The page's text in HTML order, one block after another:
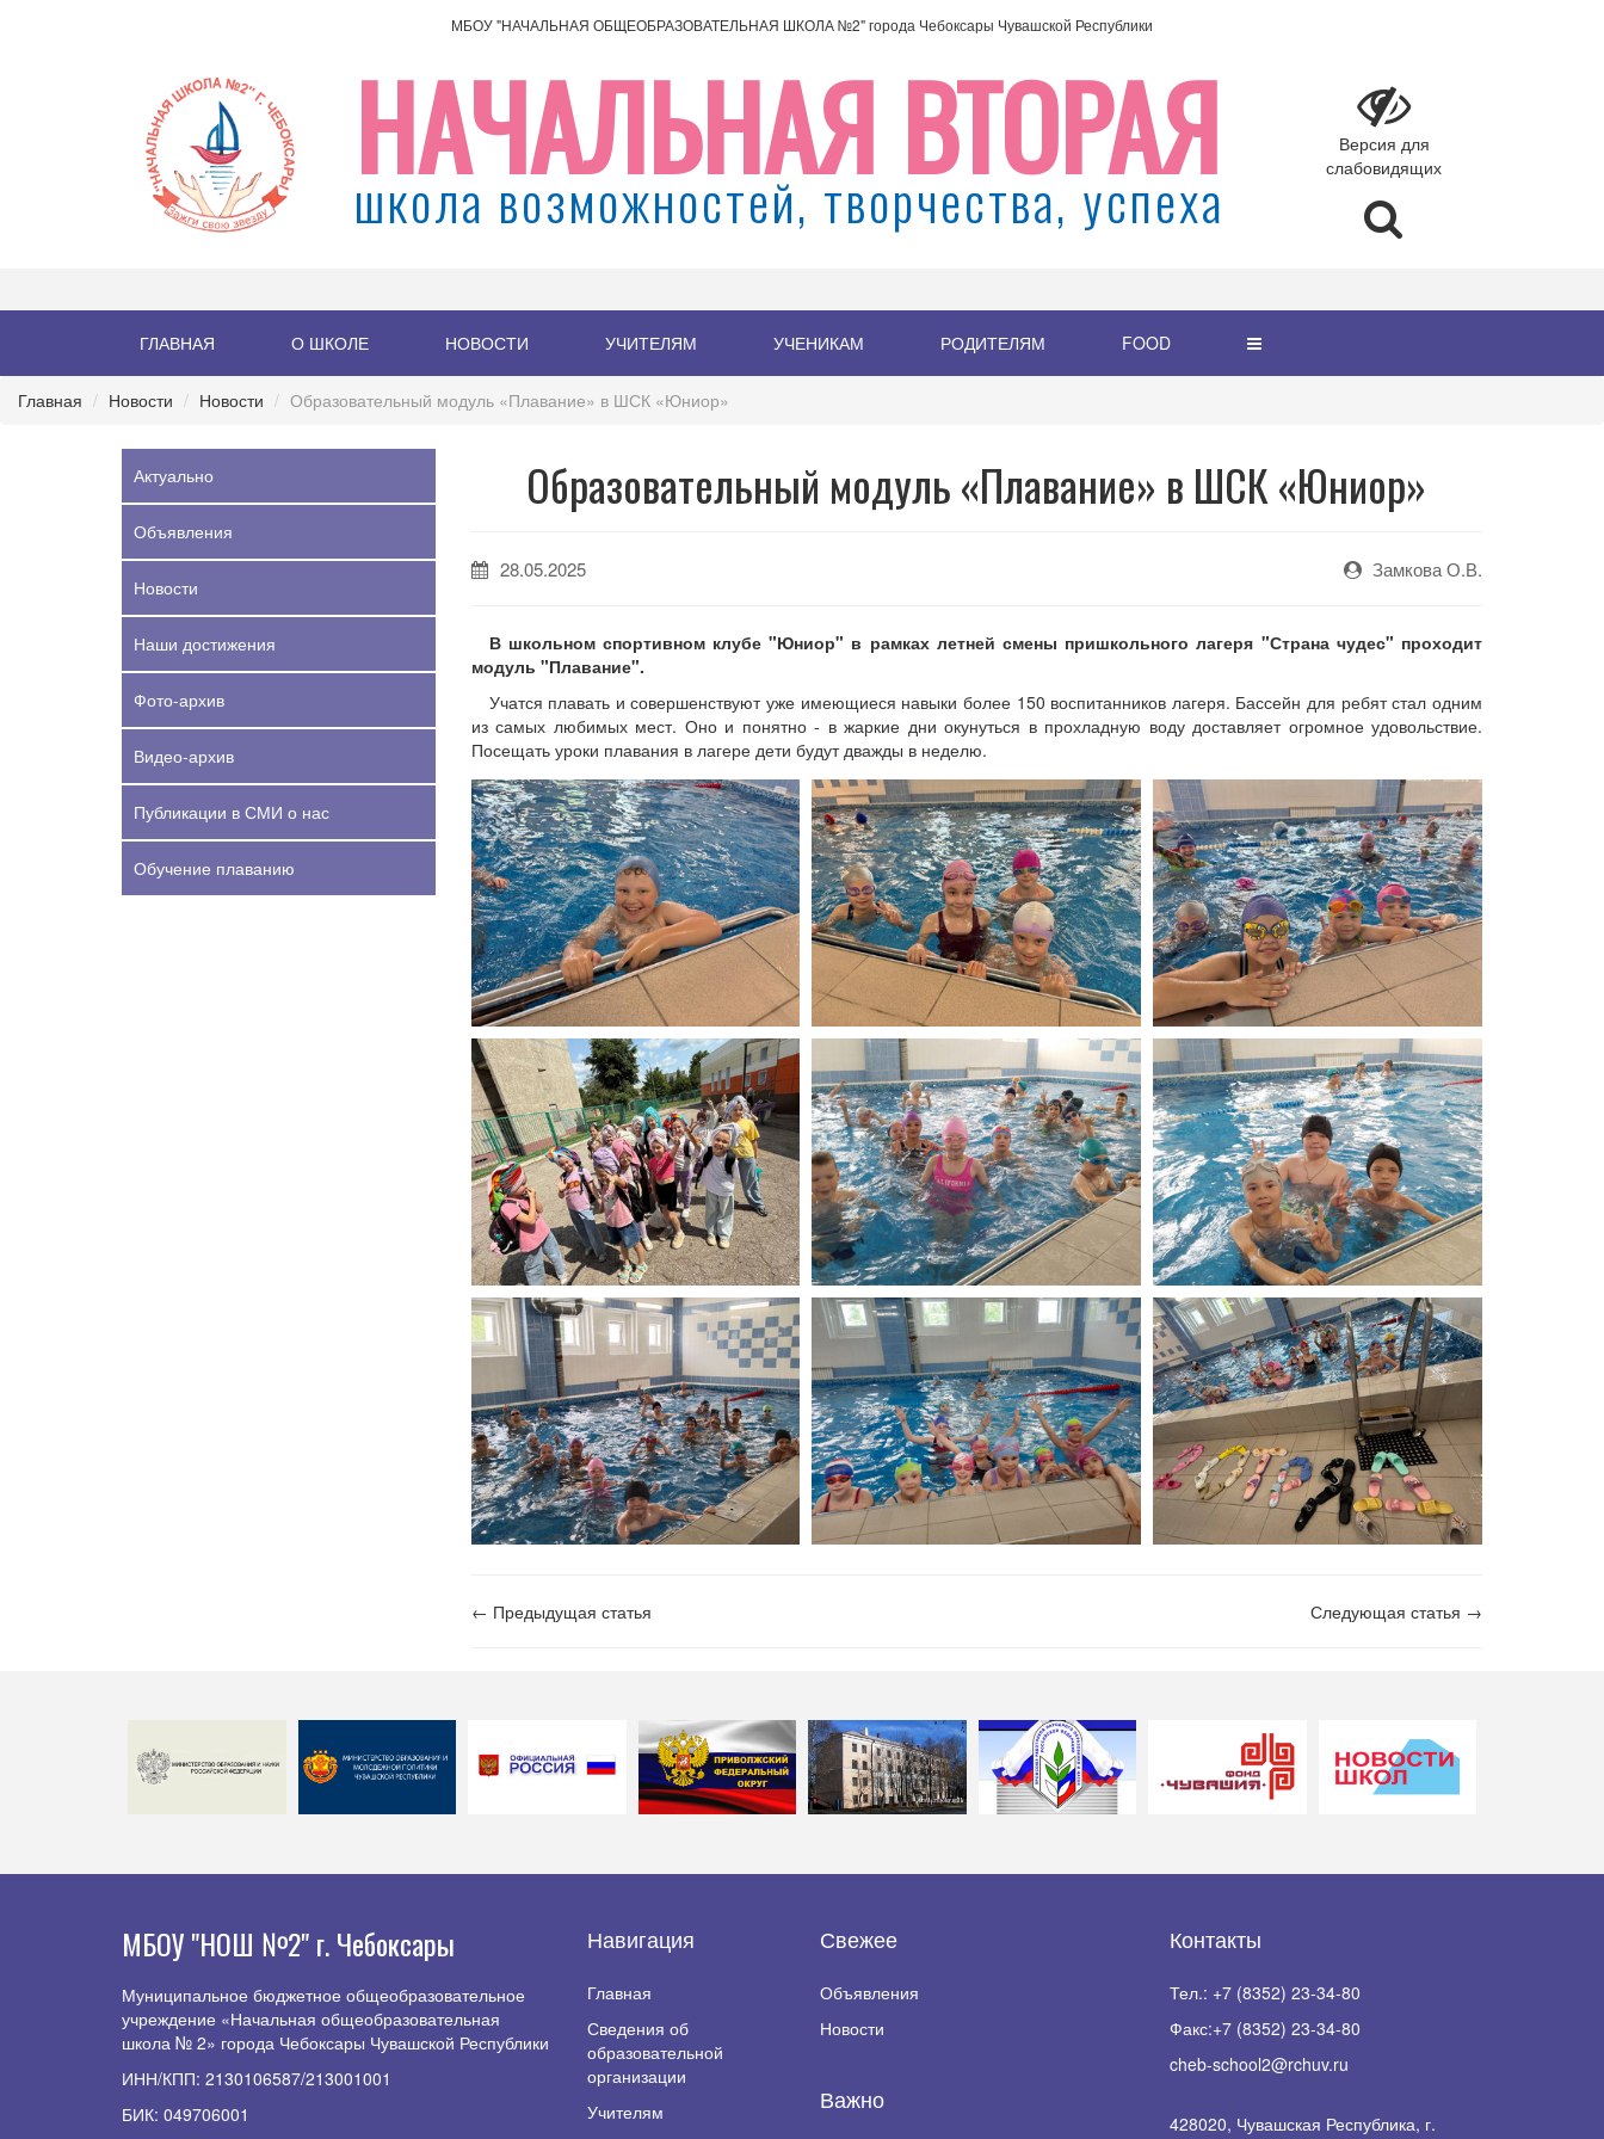
МБОУ "НАЧАЛЬНАЯ ОБЩЕОБРАЗОВАТЕЛЬНАЯ ШКОЛА №2" города Чебоксары Чувашской Республики
НАЧАЛЬНАЯ ВТОРАЯ
школа возможностей, творчества, успеха
Версия для
слабовидящих
ГЛАВНАЯ О ШКОЛЕ НОВОСТИ УЧИТЕЛЯМ УЧЕНИКАМ РОДИТЕЛЯМ FOOD
Главная Новости Новости Образовательный модуль «Плавание» в ШСК «Юниор»
Актуально
Объявления
Новости
Наши достижения
Фото-архив
Видео-архив
Публикации в СМИ о нас
Обучение плаванию
Образовательный модуль «Плавание» в ШСК «Юниор»
28.05.2025 Замкова О.В.
В школьном спортивном клубе "Юниор" в рамках летней смены пришкольного лагеря "Страна чудес" проходит
модуль "Плавание".
Учатся плавать и совершенствуют уже имеющиеся навыки более 150 воспитанников лагеря. Бассейн для ребят стал одним
из самых любимых мест. Оно и понятно - в жаркие дни окунуться в прохладную воду доставляет огромное удовольствие.
Посещать уроки плавания в лагере дети будут дважды в неделю.
← Предыдущая статья Следующая статья →
МБОУ "НОШ №2" г. Чебоксары
Муниципальное бюджетное общеобразовательное
учреждение «Начальная общеобразовательная
школа № 2» города Чебоксары Чувашской Республики
ИНН/КПП: 2130106587/213001001
БИК: 049706001
Навигация
Главная
Сведения об
образовательной
организации
Учителям
Свежее
Объявления
Новости
Важно
Контакты
Тел.: +7 (8352) 23-34-80
Факс:+7 (8352) 23-34-80
cheb-school2@rchuv.ru
428020, Чувашская Республика, г.